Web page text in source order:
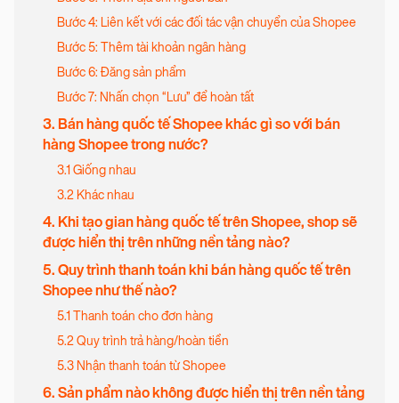
Bước 4: Liên kết với các đối tác vận chuyển của Shopee
Bước 5: Thêm tài khoản ngân hàng
Bước 6: Đăng sản phẩm
Bước 7: Nhấn chọn “Lưu” để hoàn tất
3. Bán hàng quốc tế Shopee khác gì so với bán
hàng Shopee trong nước?
3.1 Giống nhau
3.2 Khác nhau
4. Khi tạo gian hàng quốc tế trên Shopee, shop sẽ
được hiển thị trên những nền tảng nào?
5. Quy trình thanh toán khi bán hàng quốc tế trên
Shopee như thế nào?
5.1 Thanh toán cho đơn hàng
5.2 Quy trình trả hàng/hoàn tiền
5.3 Nhận thanh toán từ Shopee
6. Sản phẩm nào không được hiển thị trên nền tảng